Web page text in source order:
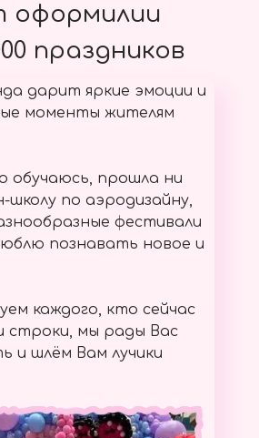
оформилии
праздников
дарит яркие эмоции и
моменты жителям
обучаюсь, прошла ни
школу по аэродизайну,
фестивали
познавать новое и
каждого, кто сейчас
строки, мы рады Вас
и шлём Вам лучики